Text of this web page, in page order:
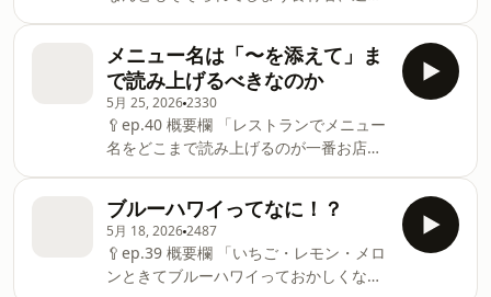
試作はくたくたに疲れている時にする/長
谷川が料理家を名乗っている理由/興奮止
まらないあかり/次回は、長谷川あかりが
救われてきたレシピ本の話をするよ/カリ
ッじゅワッサンを連呼させられる
で食べたい/目の前で豚汁あんのにのんび
りしている人はなんなの/自分が作った汁
物を夫が一生飲まない/お米は冷ました
い/舌のスペックが追いつかない/紅生姜
を熱々のほうじ茶で流し込む/ホットコー
ヒーとアラビアータと同じ理論/あかり先
生の理論をちゃんと実践できていないこ
とに気づいたぴら/修正力って大事/辛い
ものを熱いドリンクで流し込む＝ほぼサ
ウナ/七味せんべいと玄米茶/唯一熱くな
いと許せない揚げ物は天ぷら/天ぷらは中
身は蒸し料理/ミニ天丼のメンバー
るくトークします🍵🤍 🍳おもな内容
iPhoneにケースをつけない人がこの世で
1番カッコいい/デコりガラケー世代/スー
パーアイドル鎮西寿々歌が食事中一滴も
水飲まなかったら？/デンタルクリニック
もカフェに見える/私は嘘つかない。ちょ
っと盛るけど！/超能力戦士ドリアンさ
ん、新曲で「カフェかと思ったら歯医者
だった」verを出してください/もっと自
由に歌いたい/柚子、きゅん♡/和三盆の
作る世界観がある/こってり派のぴらは黒
メニュー名は「〜を添えて」ま
で読み上げるべきなのか
5月 25, 20262330
🥄ep.40 概要欄 「レストランでメニュー
名をどこまで読み上げるのが一番お店の
リスナーさんからのお便りをもとに、ゆ
る〜くとトーク&時に「メニュー名省略
ゲーム」で遊びます！ 🍳おもな内容 塩
豚のやつ！/売りポイントを凝縮したもの
がメニュー名/香らせたくない人もいる/
ブルーハワイってなに！？
5月 18, 20262487
🥄ep.39 概要欄 「いちご・レモン・メロ
ンときてブルーハワイっておかしくな